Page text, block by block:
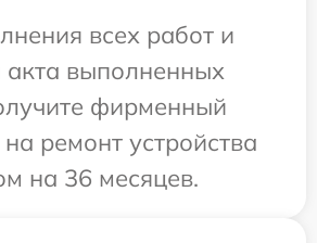
всех работ и
акта выполненных
фирменный
ремонт устройства
на 36 месяцев.